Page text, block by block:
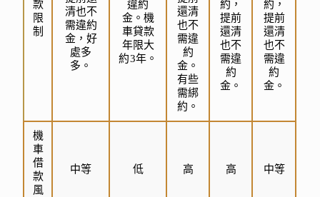
款
限
制
清也不
需違約
金，好
處多
多。
違約
金。機
車貸款
年限大
約3年。
還清
也不
需違
約
金。
有些
需綁
約。
約，
提前
還清
也不
需違
約
金。
約，
提前
還清
也不
需違
約
金。
機
車
借
款
風
中等 低 高 高 中等